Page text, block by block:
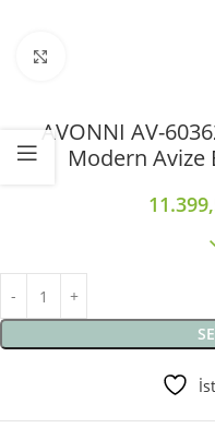
AVONNI AV-
Modern Avize